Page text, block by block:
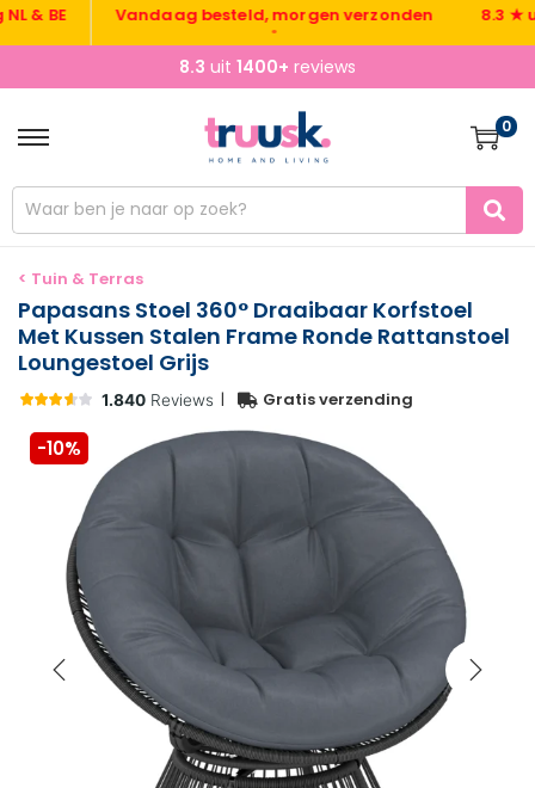
Vandaag besteld, morgen verzonden 8.3 ★ uit
8.3 uit 1400+ reviews
0
< Tuin & Terras
Papasans Stoel 360° Draaibaar Korfstoel
Met Kussen Stalen Frame Ronde Rattanstoel
Loungestoel Grijs
| Gratis verzending
-10%